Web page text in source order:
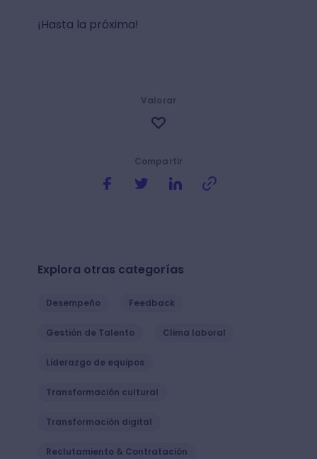
¡Hasta la próxima!
Compartir
Valorar
Explora otras categorías
Desempeño Feedback
Gestión de Talento Clima laboral
Liderazgo de equipos
Transformación cultural
Transformación digital
Reclutamiento & Contratación